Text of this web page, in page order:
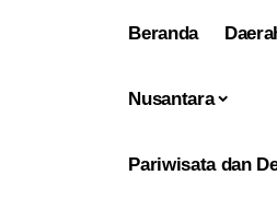
Beranda
Nusantara
Pariwisata dan